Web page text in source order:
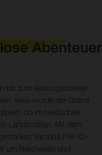
bis zum leistungsstarken
Akku wurde der Grand
ob im hektischen
Landstraßen. Mit dem
Yamaha PW-X3-
um Reichweite und